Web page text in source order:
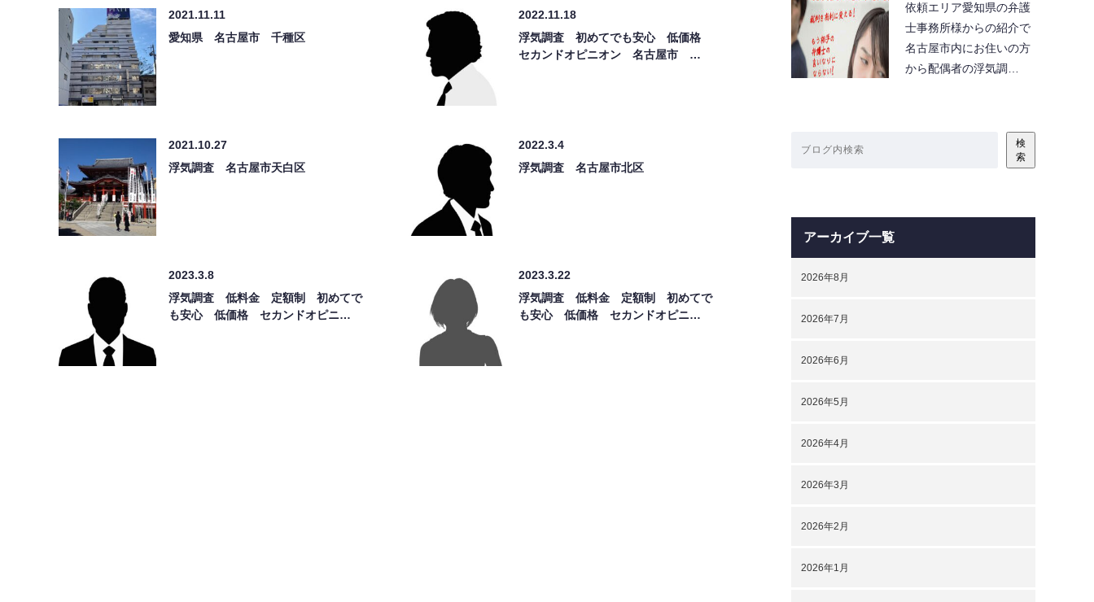
2021.11.11
愛知県 名古屋市 千種区
2022.11.18
浮気調査 初めてでも安心 低価格
セカンドオピニオン 名古屋市 …
2021.10.27
浮気調査 名古屋市天白区
2022.3.4
浮気調査 名古屋市北区
2023.3.8
浮気調査 低料金 定額制 初めてで
も安心 低価格 セカンドオピニ…
2023.3.22
浮気調査 低料金 定額制 初めてで
も安心 低価格 セカンドオピニ…
依頼エリア愛知県の弁護
士事務所様からの紹介で
名古屋市内にお住いの方
から配偶者の浮気調…
検
索
アーカイブ一覧
2026年8月
2026年7月
2026年6月
2026年5月
2026年4月
2026年3月
2026年2月
2026年1月